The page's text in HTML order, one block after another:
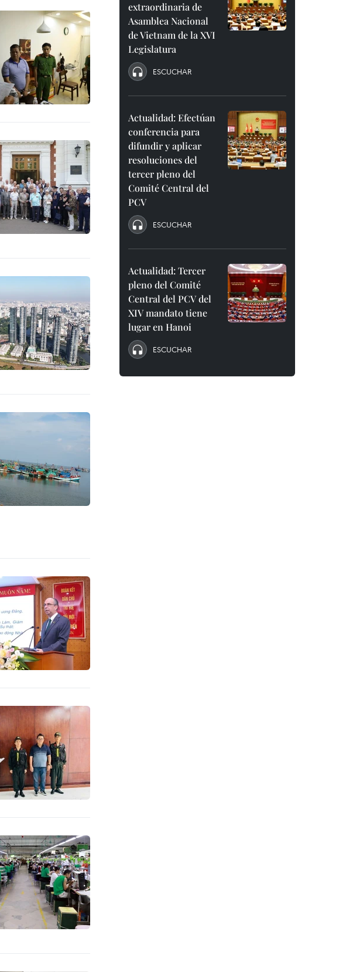
extraordinaria de
Asamblea Nacional
de Vietnam de la XVI
Legislatura
ESCUCHAR
Actualidad: Efectúan
conferencia para
difundir y aplicar
resoluciones del
tercer pleno del
Comité Central del
PCV
ESCUCHAR
Actualidad: Tercer
pleno del Comité
Central del PCV del
XIV mandato tiene
lugar en Hanoi
ESCUCHAR